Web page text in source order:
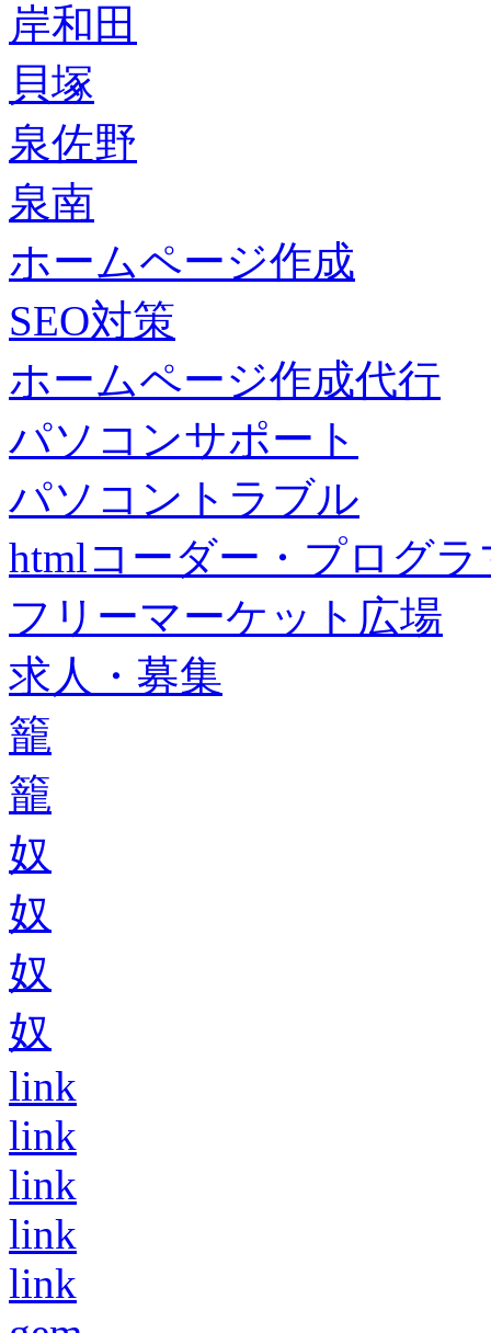
岸和田
貝塚
泉佐野
泉南
ホームページ作成
SEO対策
ホームページ作成代行
パソコンサポート
パソコントラブル
htmlコーダー・プログラ
フリーマーケット広場
求人・募集
籠
籠
奴
奴
奴
奴
link
link
link
link
link